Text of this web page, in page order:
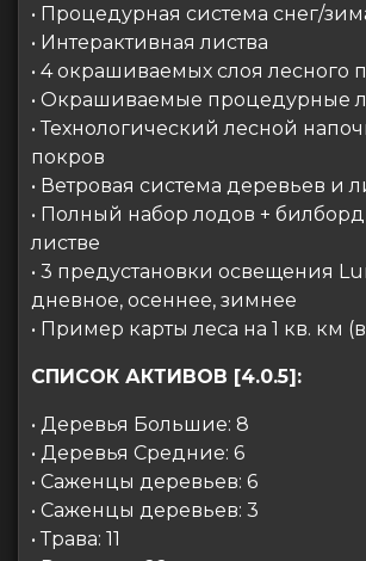
• Процедурная система снег/
• Интерактивная листва
• 4 окрашиваемых слоя лесного
• Окрашиваемые процедурные
• Технологический лесной
покров
• Ветровая система деревьев и
• Полный набор лодов +
листве
• 3 предустановки освещения
дневное, осеннее, зимнее
• Пример карты леса на 1 кв. км
СПИСОК АКТИВОВ [4.0.5]:
• Деревья Большие: 8
• Деревья Средние: 6
• Саженцы деревьев: 6
• Саженцы деревьев: 3
• Трава: 11